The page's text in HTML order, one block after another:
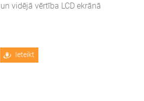
vidējā vērtība LCD ekrānā
Ieteikt